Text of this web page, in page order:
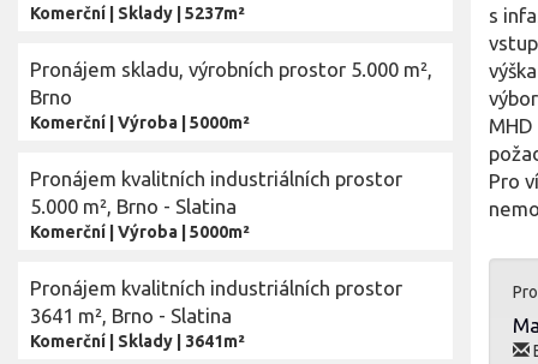
Komerční Sklady 5237m²
Pronájem skladu, výrobních prostor 5.000 m²,
Brno
Komerční Výroba 5000m²
Pronájem kvalitních industriálních prostor
5.000 m², Brno - Slatina
Komerční Výroba 5000m²
Pronájem kvalitních industriálních prostor
3641 m², Brno - Slatina
Komerční Sklady 3641m²
s
Pro